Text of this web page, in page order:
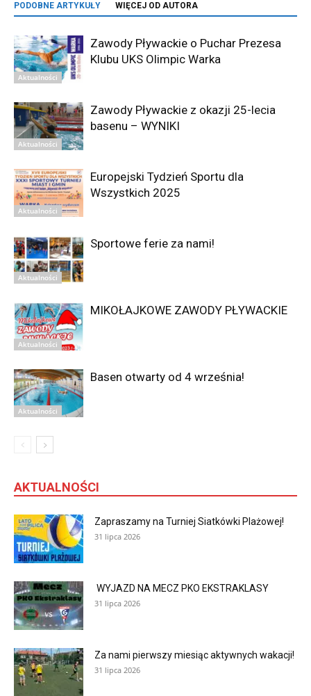
PODOBNE ARTYKUŁY WIĘCEJ OD AUTORA
Aktualności
Zawody Pływackie o Puchar Prezesa
Klubu UKS Olimpic Warka
Aktualności
Zawody Pływackie z okazji 25-lecia
basenu – WYNIKI
Aktualności
Europejski Tydzień Sportu dla
Wszystkich 2025
Aktualności
Sportowe ferie za nami!
Aktualności
MIKOŁAJKOWE ZAWODY PŁYWACKIE
Aktualności
Basen otwarty od 4 września!
AKTUALNOŚCI
Zapraszamy na Turniej Siatkówki Plażowej!
31 lipca 2026
WYJAZD NA MECZ PKO EKSTRAKLASY
31 lipca 2026
Za nami pierwszy miesiąc aktywnych wakacji!
31 lipca 2026